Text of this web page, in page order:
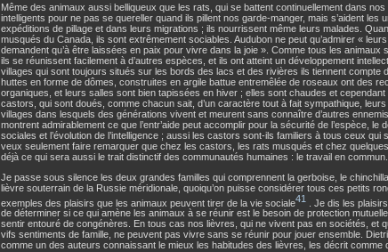
Même des animaux aussi belliqueux que les rats, qui se battent continuellement dans
intelligents pour ne pas se quereller quand ils pillent nos garde-manger, mais s’aident les
expéditions de pillage et dans leurs migrations ; ils nourrissent même leurs malades.
musqués du Canada, ils sont extrêmement sociables. Audubon ne peut qu’admirer «
demandent qu’à être laissées en paix pour vivre dans la joie ». Comme tous les animaux
ils se réunissent facilement à d’autres espèces, et ils ont atteint un développement
villages qui sont toujours situés sur les bords des lacs et des rivières ils tiennent compte
huttes en forme de dômes, construites en argile battue entremêlée de roseaux ont des
organiques, et leurs salles sont bien tapissées en hiver ; elles sont chaudes et
castors, qui sont doués, comme chacun sait, d’un caractère tout à fait sympathique,
villages dans lesquels des générations vivent et meurent sans connaître d’autres ennemis
montrent admirablement ce que l’entr’aide peut accomplir pour la sécurité de l’espèce, le
sociales et l’évolution de l’intelligence ; aussi les castors sont-ils familiers à tous ceux qui
veux seulement faire remarquer que chez les castors, les rats musqués et chez
déjà ce qui sera aussi le trait distinctif des communautés humaines : le travail en commun.
Je passe sous silence les deux grandes familles qui comprennent la gerboise, le
lièvre souterrain de la Russie méridionale, quoiqu’on puisse considérer tous ces petits
exemples des plaisirs que les animaux peuvent tirer de la vie sociale41
. Je dis les
de déterminer si ce qui amène les animaux à se réunir est le besoin de protection
sentir entouré de congénères. En tous cas nos lièvres, qui ne vivent pas en sociétés, et
vifs sentiments de famille, ne peuvent pas vivre sans se réunir pour jouer ensemble.
comme un des auteurs connaissant le mieux les habitudes des lièvres, les décrit comme